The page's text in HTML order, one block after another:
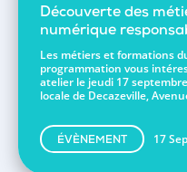
Découverte des
numérique
Les métiers et formations
programmation vous
atelier le jeudi 17
locale de Decazeville,
ÉVÈNEMENT 17